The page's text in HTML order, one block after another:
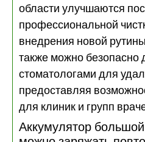
области улучшаются
профессиональной
внедрения новой
также можно безопасно
стоматологами для
предоставляя
для клиник и групп
Аккумулятор